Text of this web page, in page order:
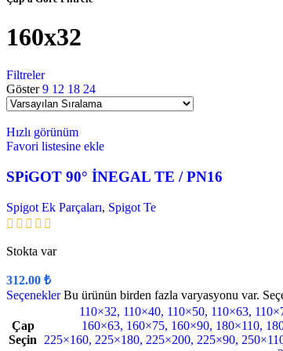
160x32
Filtreler
Göster9 12 18 24
Hızlı görünüm
Favori listesine ekle
SPiGOT 90° İNEGAL TE / PN16
Spigot Ek Parçaları, Spigot Te
Stokta var
312.00 ₺
Seçenekler Bu ürünün birden fazla varyasyonu var.
Çap
Seçin
110×32, 110×40, 110×50, 110×63,
160×63, 160×75, 160×90, 180×110,
225×160, 225×180, 225×200, 225×90,